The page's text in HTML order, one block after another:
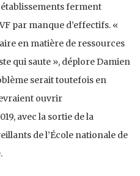
ferment
par manque d’effectifs. «
en matière de ressources
qui saute », déplore Damien
serait toutefois en
ouvrir
avec la sortie de la
de l’École nationale de